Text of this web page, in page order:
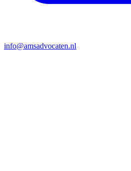
info@amsadvocaten.nl